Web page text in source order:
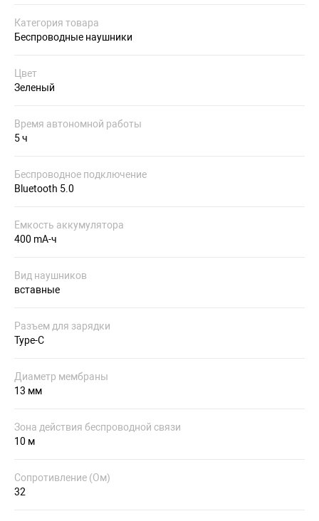
Категория товара
Беспроводные наушники
Цвет
Зеленый
Время автономной работы
5 ч
Беспроводное подключение
Bluetooth 5.0
Емкость аккумулятора
400 mA-ч
Вид наушников
вставные
Разъем для зарядки
Type-C
Диаметр мембраны
13 мм
Зона действия беспроводной связи
10 м
Сопротивление (Ом)
32